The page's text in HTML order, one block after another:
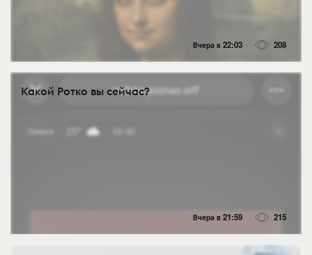
Вчера в 22:03 208
Какой Ротко вы сейчас?
Вчера в 21:59 215